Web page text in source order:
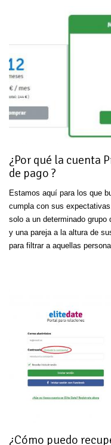
¿Por qué la cuenta
de pago ?
Estamos aquí para los que
cumpla con sus
solo a un determinado grupo
y una pareja a la altura de
para filtrar a aquellas
¿Cómo puedo